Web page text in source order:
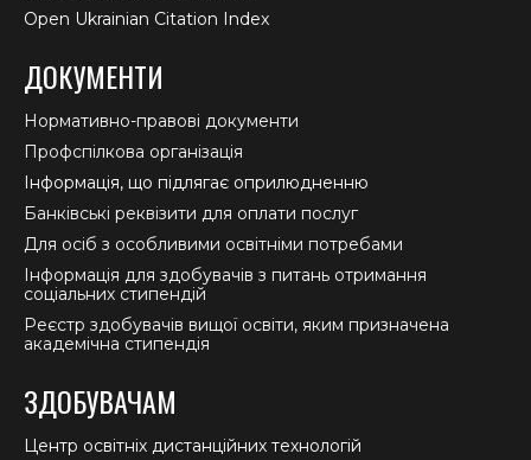
Open Ukrainian Citation Index
ДОКУМЕНТИ
Нормативно-правові документи
Профспілкова організація
Інформація, що підлягає оприлюдненню
Банківські реквізити для оплати послуг
Для осіб з особливими освітніми потребами
Інформація для здобувачів з питань отримання
соціальних стипендій
Реєстр здобувачів вищої освіти, яким призначена
академічна стипендія
ЗДОБУВАЧАМ
Центр освітніх дистанційних технологій